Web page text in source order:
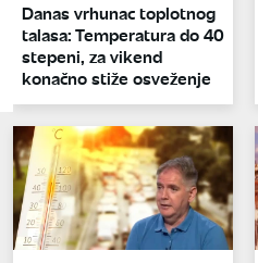
Danas vrhunac toplotnog
talasa: Temperatura do 40
stepeni, za vikend
konačno stiže osveženje